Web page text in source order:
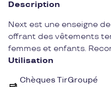
Description
Next est une enseigne
offrant des vêtements
femmes et enfants.
élégantes et modernes,
occasions.
Utilisation
Chèques TirGroupé